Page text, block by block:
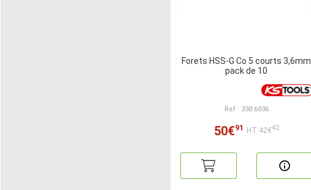
Forets HSS-G Co 5 courts 3,6mm
pack de 10
Ref : 330.6036
50€91 HT:42€42